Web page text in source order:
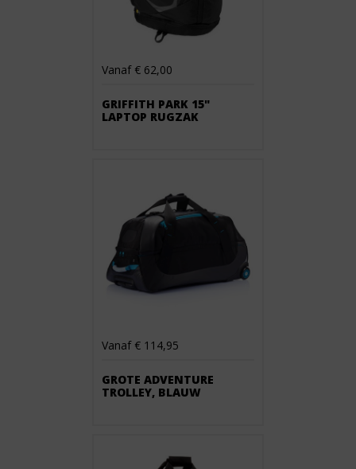
Vanaf € 62,00
GRIFFITH PARK 15"
LAPTOP RUGZAK
Vanaf € 114,95
GROTE ADVENTURE
TROLLEY, BLAUW